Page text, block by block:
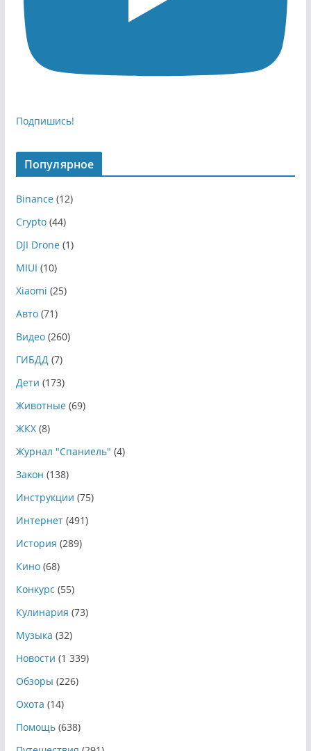
Подпишись!
Популярное
Binance(12)
Crypto(44)
DJI Drone(1)
MIUI (10)
Xiaomi (25)
Авто(71)
Видео(260)
ГИБДД(7)
Дети (173)
Животные(69)
ЖКХ(8)
Журнал "Спаниель" (4)
Закон (138)
Инструкции (75)
Интернет(491)
История (289)
Кино(68)
Конкурс (55)
Кулинария (73)
Музыка (32)
Новости (1 339)
Обзоры (226)
Охота (14)
Помощь(638)